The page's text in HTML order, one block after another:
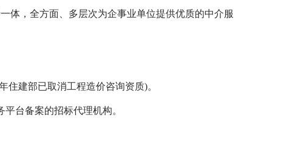
体，全方面、多层次为企事业单位提供优质的中介服
住建部已取消工程造价咨询资质)。
台备案的招标代理机构。